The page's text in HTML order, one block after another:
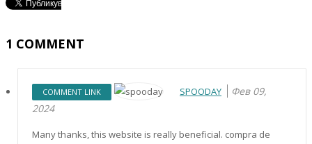
1 COMMENT
COMMENT LINK SPOODAY
Фев 09,
2024
Many thanks, this website is really beneficial. compra de